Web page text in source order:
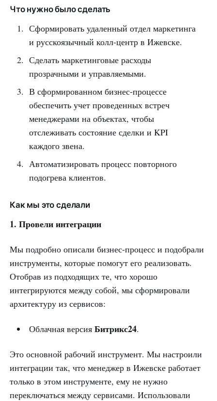
Что нужно было сделать
Сформировать удаленный отдел маркетинга
и русскоязычный колл-центр в Ижевске.
Сделать маркетинговые расходы
прозрачными и управляемыми.
В сформированном бизнес-процессе
обеспечить учет проведенных встреч
менеджерами на объектах, чтобы
отслеживать состояние сделки и KPI
каждого звена.
Автоматизировать процесс повторного
подогрева клиентов.
Как мы это сделали
1. Провели интеграции
Мы подробно описали бизнес-процесс и подобрали
инструменты, которые помогут его реализовать.
Отобрав из подходящих те, что хорошо
интегрируются между собой, мы сформировали
архитектуру из сервисов:
Облачная версия Битрикс24.
Это основной рабочий инструмент. Мы настроили
интеграции так, что менеджер в Ижевске работает
только в этом инструменте, ему не нужно
переключаться между сервисами. Использовали